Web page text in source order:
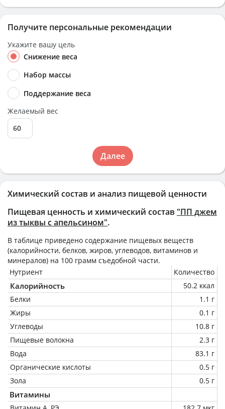
Химический состав и анализ пищевой ценности
Пищевая ценность и химический состав "ПП джем
из тыквы с апельсином".
В таблице приведено содержание пищевых веществ
(калорийности, белков, жиров, углеводов, витаминов и
минералов) на 100 грамм съедобной части.
Нутриент
Количество
Калорийность
50.2 ккал
Белки
1.1 г
Жиры
0.1 г
Углеводы
10.8 г
Пищевые волокна
2.3 г
Вода
83.1 г
Органические кислоты
0.5 г
Зола
0.5 г
Витамины
Получите персональные рекомендации
Укажите вашу цель
Снижение веса
Набор массы
Поддержание веса
Желаемый вес
Далее